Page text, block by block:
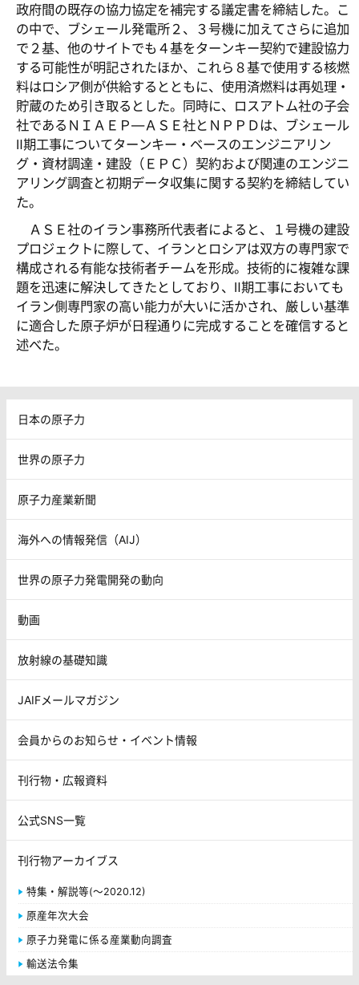
政府間の既存の協力協定を補完する議定書を締結した。こ
の中で、ブシェール発電所２、３号機に加えてさらに追加
で２基、他のサイトでも４基をターンキー契約で建設協力
する可能性が明記されたほか、これら８基で使用する核燃
料はロシア側が供給するとともに、使用済燃料は再処理・
貯蔵のため引き取るとした。同時に、ロスアトム社の子会
社であるＮＩＡＥＰ―ＡＳＥ社とＮＰＰＤは、ブシェール
Ⅱ期工事についてターンキー・ベースのエンジニアリン
グ・資材調達・建設（ＥＰＣ）契約および関連のエンジニ
アリング調査と初期データ収集に関する契約を締結してい
た。
ＡＳＥ社のイラン事務所代表者によると、１号機の建設
プロジェクトに際して、イランとロシアは双方の専門家で
構成される有能な技術者チームを形成。技術的に複雑な課
題を迅速に解決してきたとしており、Ⅱ期工事においても
イラン側専門家の高い能力が大いに活かされ、厳しい基準
に適合した原子炉が日程通りに完成することを確信すると
述べた。
日本の原子力
世界の原子力
原子力産業新聞
海外への情報発信（AIJ）
世界の原子力発電開発の動向
動画
放射線の基礎知識
JAIFメールマガジン
会員からのお知らせ・イベント情報
刊行物・広報資料
公式SNS一覧
刊行物アーカイブス
特集・解説等(～2020.12)
原産年次大会
原子力発電に係る産業動向調査
輸送法令集